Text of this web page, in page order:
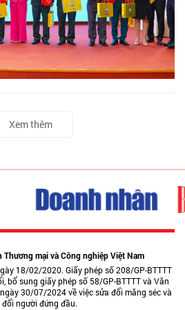
Xem thêm
Thương mại và Công nghiệp Việt Nam
18/02/2020. Giấy phép số 208/GP-BTTTT
bổ sung giấy phép số 58/GP-BTTTT và Văn
30/07/2024 về việc sửa đổi măng séc và
người đứng đầu.